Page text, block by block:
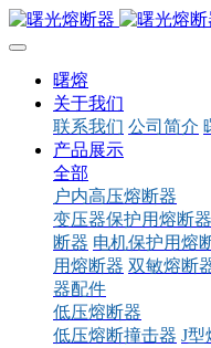
曙熔
关于我们
联系我们 公司简介
产品展示
全部
户内高压熔断器
变压器保护用熔断器
断器 电机保护用熔
用熔断器 双敏熔断
器配件
低压熔断器
低压熔断撞击器 J型